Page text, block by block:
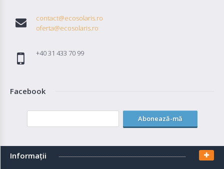
contact@ecosolaris.ro
oferta@ecosolaris.ro
+40 31 433 70 99
Facebook
Abonează-mă
Informaţii